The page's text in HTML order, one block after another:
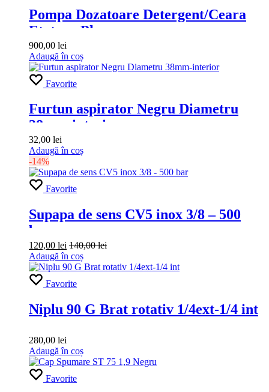
Pompa Dozatoare Detergent/Ceara
Etatron Pkx
900,00 lei
Adaugă în coș
Favorite
Furtun aspirator Negru Diametru
38mm-interior
32,00 lei
Adaugă în coș
-14%
Favorite
Supapa de sens CV5 inox 3/8 – 500
bar
120,00 lei 140,00lei
Adaugă în coș
Favorite
Niplu 90 G Brat rotativ 1/4ext-1/4 int
280,00 lei
Adaugă în coș
Favorite